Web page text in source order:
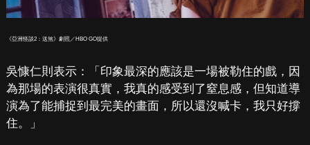
《亞洲怪談2：送煞》劇照／HBO GO提供
吳慷仁則表示：「印象最深的應該是一場被勒住的戲，因
為那場的表演很真實，我真的感受到了窒息感，但知道導
演為了能捕捉到最完美的畫面，所以還沒喊卡，我只好撐
住。」